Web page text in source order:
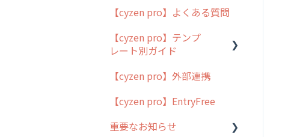
簡易マニュアル
cyzen proの位置情報取得
について
用語集
よくある質問
【cyzen pro】よくある質問
【cyzen pro】テンプ
レート別ガイド
ポスティング
ラウンダー
メンテナンス
【cyzen pro】外部連携
【cyzen pro】EntryFree
重要なお知らせ